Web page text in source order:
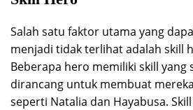
Salah satu faktor utama yang
menjadi tidak terlihat adalah skill
Beberapa hero memiliki skill yang
dirancang untuk membuat
seperti Natalia dan Hayabusa.